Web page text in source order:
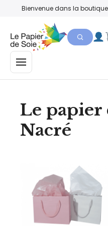
Bienvenue dans la boutique
MENU
Le papier
Nacré